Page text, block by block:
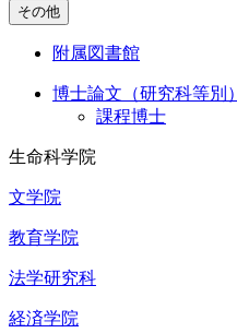
その他
附属図書館
博士論文（研究科等別）
課程博士
生命科学院
文学院
教育学院
法学研究科
経済学院